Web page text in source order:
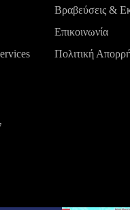
Βραβεύσεις &
Επικοινωνία
Πολιτική